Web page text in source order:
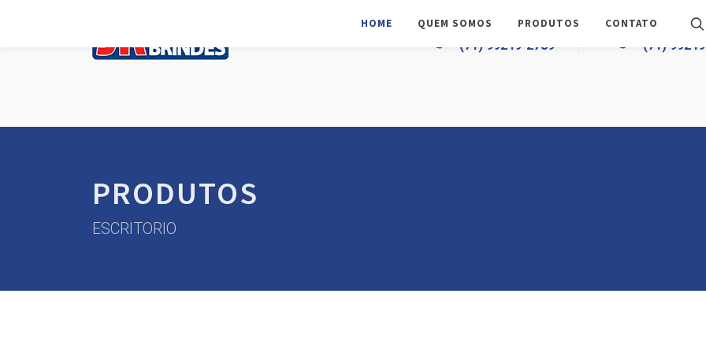
TELEFONE
(71) 99249-2789
WHATSAPP
(71)
HOME QUEM SOMOS PRODUTOS CONTATO
PRODUTOS
ESCRITORIO